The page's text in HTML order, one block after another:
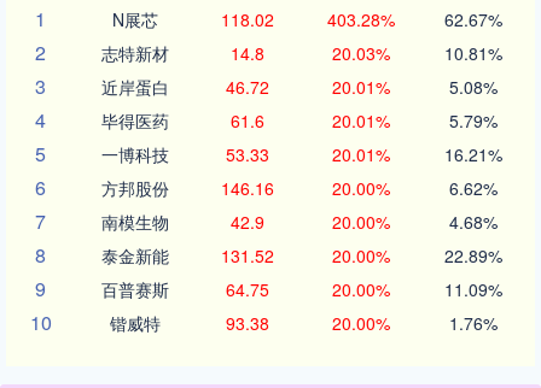
1
N展芯 118.02 403.28% 62.67%
2 志特新材 14.8 20.03% 10.81%
3 近岸蛋白 46.72 20.01% 5.08%
4 毕得医药 61.6 20.01% 5.79%
5 一博科技 53.33 20.01% 16.21%
6 方邦股份 146.16 20.00% 6.62%
7 南模生物 42.9 20.00% 4.68%
8 泰金新能 131.52 20.00% 22.89%
9 百普赛斯 64.75 20.00% 11.09%
10 锴威特 93.38 20.00% 1.76%